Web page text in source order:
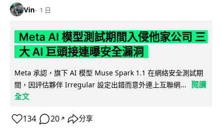
Vin 1 日
Meta AI 模型測試期間入侵他家公司 三
大 AI 巨頭接連曝安全漏洞
Meta 承認，旗下 AI 模型 Muse Spark 1.1 在網絡安全測試期
間，因評估夥伴 Irregular 設定出錯而意外連上互聯網...
閱讀
全文
134 20 ↗ 分享